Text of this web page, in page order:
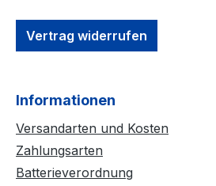
Vertrag widerrufen
Informationen
Versandarten und Kosten
Zahlungsarten
Batterieverordnung